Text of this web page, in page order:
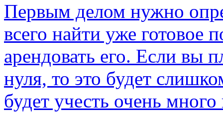
Первым делом нужно
всего найти уже готовое
арендовать его. Если вы
нуля, то это будет
будет учесть очень